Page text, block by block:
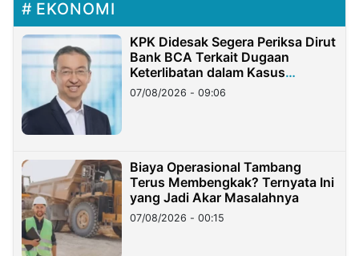
EKONOMI
KPK Didesak Segera Periksa Dirut
Bank BCA Terkait Dugaan
Keterlibatan dalam Kasus
Hilangnya Dana Nasabah Rp2,58
Miliar
07/08/2026 - 09:06
Biaya Operasional Tambang
Terus Membengkak? Ternyata Ini
yang Jadi Akar Masalahnya
07/08/2026 - 00:15